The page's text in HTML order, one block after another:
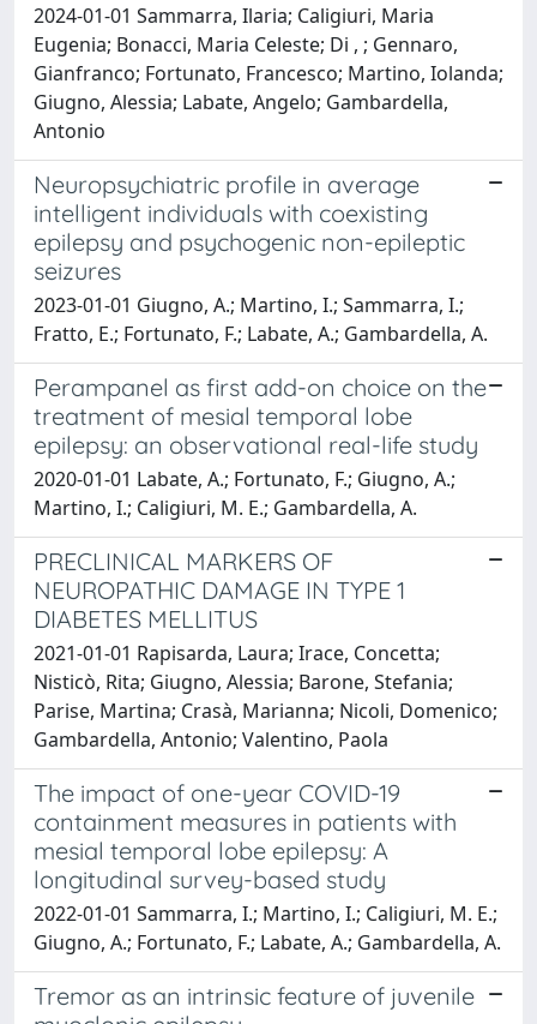
2024-01-01 Sammarra, Ilaria; Caligiuri, Maria
Eugenia; Bonacci, Maria Celeste; Di , ; Gennaro,
Gianfranco; Fortunato, Francesco; Martino, Iolanda;
Giugno, Alessia; Labate, Angelo; Gambardella,
Antonio
Neuropsychiatric profile in average
intelligent individuals with coexisting
epilepsy and psychogenic non-epileptic
seizures
2023-01-01 Giugno, A.; Martino, I.; Sammarra, I.;
Fratto, E.; Fortunato, F.; Labate, A.; Gambardella, A.
Perampanel as first add-on choice on the
treatment of mesial temporal lobe
epilepsy: an observational real-life study
2020-01-01 Labate, A.; Fortunato, F.; Giugno, A.;
Martino, I.; Caligiuri, M. E.; Gambardella, A.
PRECLINICAL MARKERS OF
NEUROPATHIC DAMAGE IN TYPE 1
DIABETES MELLITUS
2021-01-01 Rapisarda, Laura; Irace, Concetta;
Nisticò, Rita; Giugno, Alessia; Barone, Stefania;
Parise, Martina; Crasà, Marianna; Nicoli, Domenico;
Gambardella, Antonio; Valentino, Paola
The impact of one-year COVID-19
containment measures in patients with
mesial temporal lobe epilepsy: A
longitudinal survey-based study
2022-01-01 Sammarra, I.; Martino, I.; Caligiuri, M. E.;
Giugno, A.; Fortunato, F.; Labate, A.; Gambardella, A.
Tremor as an intrinsic feature of juvenile